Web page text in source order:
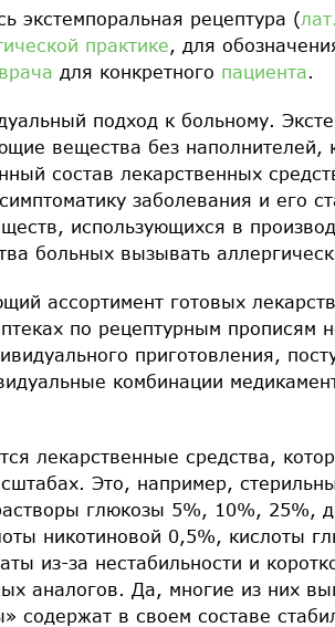
экстемпоральная рецептура (лат.
практике, для
врача для конкретного пациента.
подход к больному.
вещества без наполнителей,
состав лекарственных
заболевания и его
использующихся в
больных вызывать
ассортимент готовых
по рецептурным прописям
приготовления,
комбинации
лекарственные средства,
Это, например,
глюкозы 5%, 10%, 25%,
никотиновой 0,5%, кислоты
из-за нестабильности и
аналогов. Да, многие из них
содержат в своем составе